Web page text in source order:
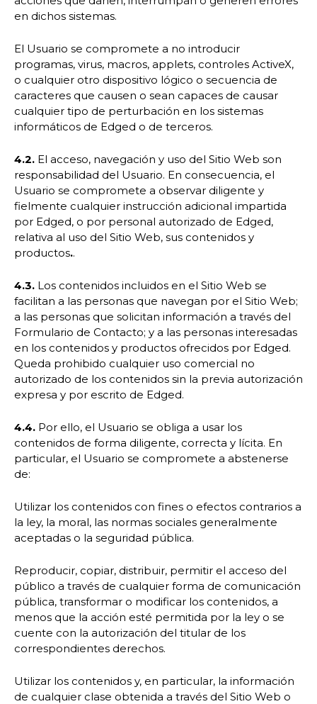
en dichos sistemas.
El Usuario se compromete a no introducir
programas, virus, macros, applets, controles ActiveX,
o cualquier otro dispositivo lógico o secuencia de
caracteres que causen o sean capaces de causar
cualquier tipo de perturbación en los sistemas
informáticos de Edged o de terceros.
4.2. El acceso, navegación y uso del Sitio Web son
responsabilidad del Usuario. En consecuencia, el
Usuario se compromete a observar diligente y
fielmente cualquier instrucción adicional impartida
por Edged, o por personal autorizado de Edged,
relativa al uso del Sitio Web, sus contenidos y
productos.‍.
4.3. Los contenidos incluidos en el Sitio Web se
facilitan a las personas que navegan por el Sitio Web;
a las personas que solicitan información a través del
Formulario de Contacto; y a las personas interesadas
en los contenidos y productos ofrecidos por Edged.
Queda prohibido cualquier uso comercial no
autorizado de los contenidos sin la previa autorización
expresa y por escrito de Edged.
4.4. Por ello, el Usuario se obliga a usar los
contenidos de forma diligente, correcta y lícita. En
particular, el Usuario se compromete a abstenerse
de:
Utilizar los contenidos con fines o efectos contrarios a
la ley, la moral, las normas sociales generalmente
aceptadas o la seguridad pública.
Reproducir, copiar, distribuir, permitir el acceso del
público a través de cualquier forma de comunicación
pública, transformar o modificar los contenidos, a
menos que la acción esté permitida por la ley o se
cuente con la autorización del titular de los
correspondientes derechos.
Utilizar los contenidos y, en particular, la información
de cualquier clase obtenida a través del Sitio Web o